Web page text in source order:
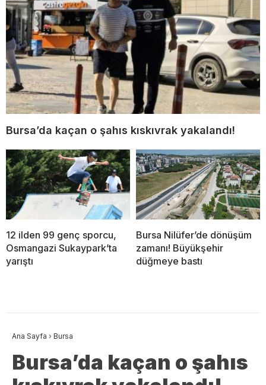
Bursa’da kaçan o şahıs kıskıvrak yakalandı!
12 ilden 99 genç sporcu,
Osmangazi Sukaypark’ta
yarıştı
Bursa Nilüfer’de dönüşüm
zamanı! Büyükşehir
düğmeye bastı
Ana Sayfa › Bursa
Bursa’da kaçan o şahıs